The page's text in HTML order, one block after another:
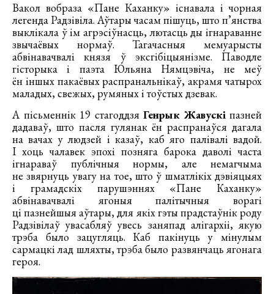
Вакол вобраза «Пане Каханку» існавала і чорная
легенда Радзівіла. Аўтары часам пішуць, што п’янства
выклікала ў ім агрэсіўнасць, лютасць ды ігнараванне
звычаёвых нормаў. Тагачасныя мемуарысты
абвінавачвалі князя ў эксгібіцыянізме. Паводле
гісторыка і паэта Юльяна Нямцэвіча, не меў
ён іншых пакаёвых распранальнікаў, акрамя чатырох
маладых, свежых, румяных і тоўстых дзевак.
А пісьменнік 19 стагоддзя Генрык Жавускіпазней
дадаваў, што пасля гулянак ён распранаўся дагала
на вачах у людзей і казаў, каб яго палівалі вадой.
І хоць чалавек эпохі позняга барока даволі часта
ігнараваў публічныя нормы, але немагчыма
не звярнуць увагу на тое, што ў шматлікіх дэвіяцыях
і грамадскіх парушэннях «Пане Каханку»
абвінавачвалі ягоныя палітычныя ворагі
ці пазнейшыя аўтары, для якіх гэты прадстаўнік роду
Радзівілаў увасабляў увесь заняпад алігархіі, якую
трэба было зацугляць. Каб пакінуць у мінулым
сармацкі лад шляхты, трэба было развянчаць ягонага
героя.